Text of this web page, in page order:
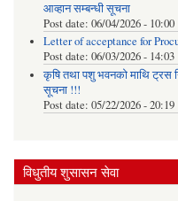
आव्हान सम्बन्धी सूचना
Post date: 06/04/2026 - 10:00
Letter of acceptance for
Post date: 06/03/2026 - 14:03
कृषि तथा पशु भवनको माथि ट्रस
सूचना !!!
Post date: 05/22/2026 - 20:19
विधुतीय शुसासन सेवा